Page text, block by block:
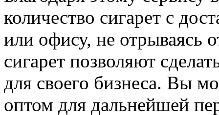
количество сигарет с
или офису, не отрываясь
сигарет позволяют
для своего бизнеса. Вы
оптом для дальнейшей